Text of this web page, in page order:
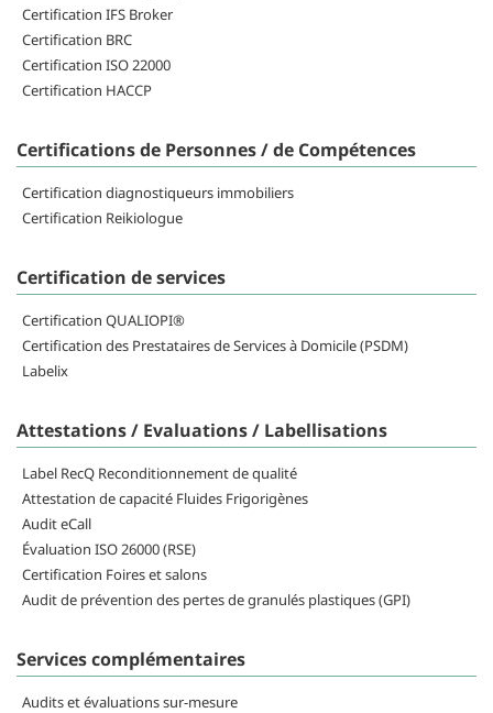
Certification IFS Broker
Certification BRC
Certification ISO 22000
Certification HACCP
Certifications de Personnes / de Compétences
Certification diagnostiqueurs immobiliers
Certification Reikiologue
Certification de services
Certification QUALIOPI®
Certification des Prestataires de Services à Domicile (PSDM)
Labelix
Attestations / Evaluations / Labellisations
Label RecQ Reconditionnement de qualité
Attestation de capacité Fluides Frigorigènes
Audit eCall
Évaluation ISO 26000 (RSE)
Certification Foires et salons
Audit de prévention des pertes de granulés plastiques (GPI)
Services complémentaires
Audits et évaluations sur-mesure